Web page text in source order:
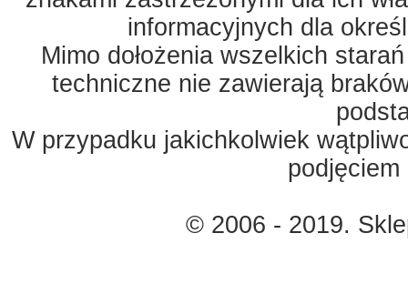
informacyjnych dla
Mimo dołożenia wszelkich
techniczne nie zawierają
W przypadku jakichkolwiek
© 2006 - 2019.